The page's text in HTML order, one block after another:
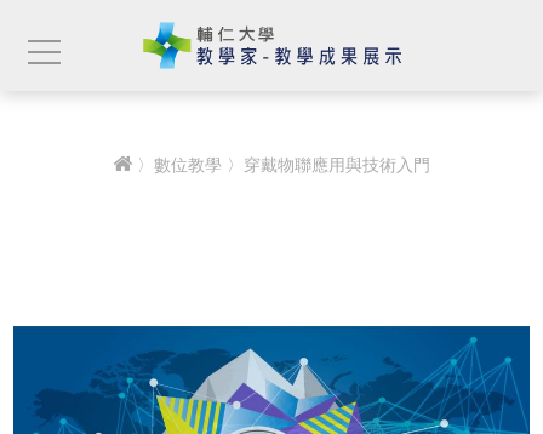
〉 數位教學 〉穿戴物聯應用與技術入門